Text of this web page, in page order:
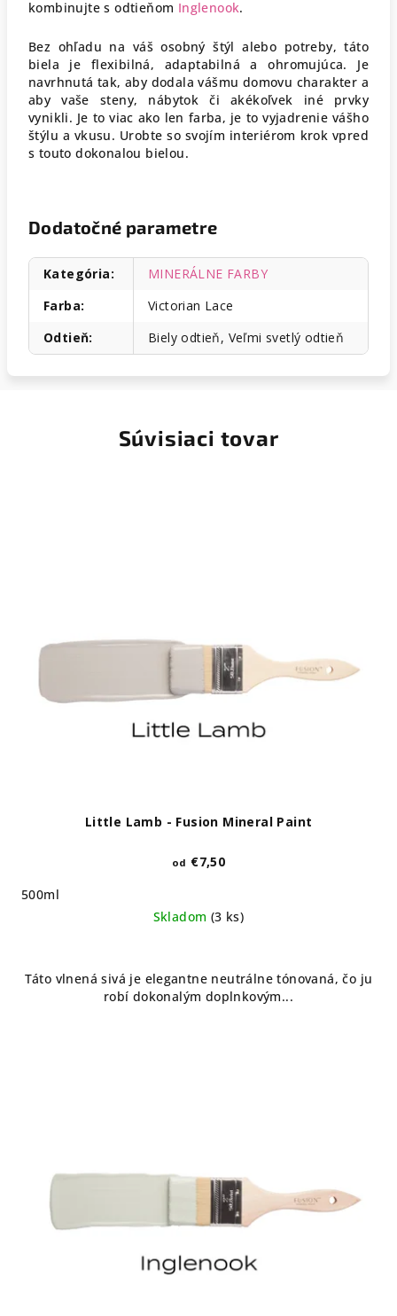
kombinujte s odtieňom Inglenook.
Bez ohľadu na váš osobný štýl alebo potreby, táto
biela je flexibilná, adaptabilná a ohromujúca. Je
navrhnutá tak, aby dodala vášmu domovu charakter a
aby vaše steny, nábytok či akékoľvek iné prvky
vynikli. Je to viac ako len farba, je to vyjadrenie vášho
štýlu a vkusu. Urobte so svojím interiérom krok vpred
s touto dokonalou bielou.
Dodatočné parametre
Kategória:
MINERÁLNE FARBY
Farba:
Victorian Lace
Odtieň: Biely odtieň, Veľmi svetlý odtieň
Súvisiaci tovar
Little Lamb - Fusion Mineral Paint
od €7,50
500ml
Skladom (3 ks)
Táto vlnená sivá je elegantne neutrálne tónovaná, čo ju
robí dokonalým doplnkovým...